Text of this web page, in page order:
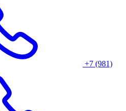
+7 (981)